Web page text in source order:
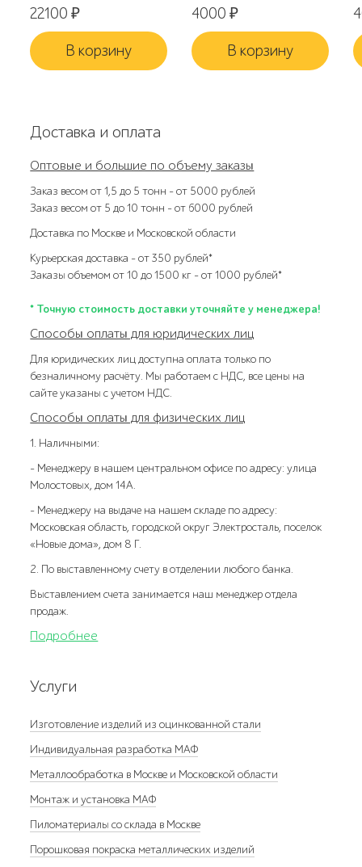
22100₽
В корзину
4000₽
В корзину
Доставка и оплата
Оптовые и большие по объему заказы
Заказ весом от 1,5 до 5 тонн – от 5000 рублей
Заказ весом от 5 до 10 тонн – от 6000 рублей
Доставка по Москве и Московской области
Курьерская доставка – от 350 рублей*
Заказы объемом от 10 до 1500 кг – от 1000 рублей*
* Точную стоимость доставки уточняйте у менеджера!
Способы оплаты для юридических лиц
Для юридических лиц доступна оплата только по
безналичному расчёту. Мы работаем с НДС, все цены на
сайте указаны с учетом НДС.
Способы оплаты для физических лиц
1. Наличными:
- Менеджеру в нашем центральном офисе по адресу: улица
Молостовых, дом 14А.
- Менеджеру на выдаче на нашем складе по адресу:
Московская область, городской округ Электросталь, поселок
«Новые дома», дом 8 Г.
2. По выставленному счету в отделении любого банка.
Выставлением счета занимается наш менеджер отдела
продаж.
Подробнее
Услуги
Изготовление изделий из оцинкованной стали
Индивидуальная разработка МАФ
Металлообработка в Москве и Московской области
Монтаж и установка МАФ
Пиломатериалы со склада в Москве
Порошковая покраска металлических изделий